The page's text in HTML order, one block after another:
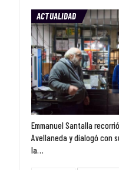
ACTUALIDAD
Emmanuel Santalla
Avellaneda y dialogó con
la…